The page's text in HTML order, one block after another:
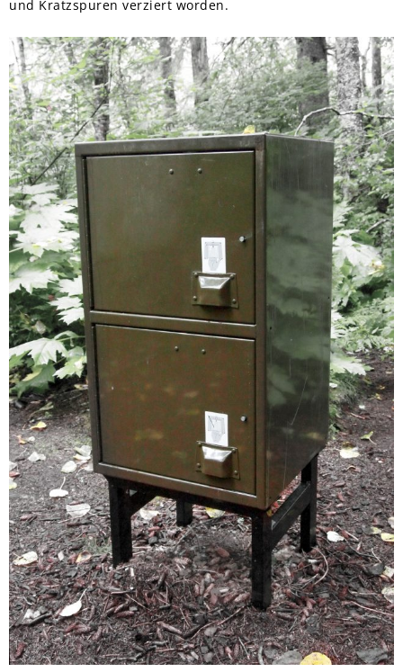
und Kratzspuren verziert worden.